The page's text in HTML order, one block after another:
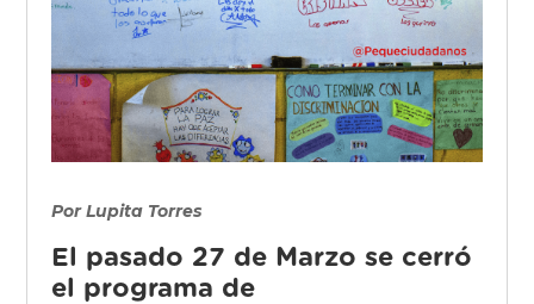
Por Lupita Torres
El pasado 27 de Marzo se cerró
el programa de